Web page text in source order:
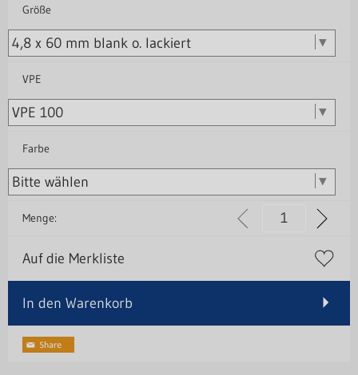
Größe
VPE
Farbe
Menge:
Auf die Merkliste
In den Warenkorb